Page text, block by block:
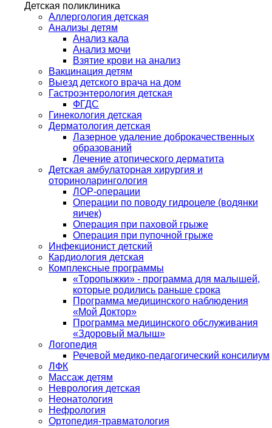
Детская поликлиника
Аллергология детская
Анализы детям
Анализ кала
Анализ мочи
Взятие крови на анализ
Вакцинация детям
Выезд детского врача на дом
Гастроэнтерология детская
ФГДС
Гинекология детская
Дерматология детская
Лазерное удаление доброкачественных
образований
Лечение атопического дерматита
Детская амбулаторная хирургия и
оториноларингология
ЛОР-операции
Операции по поводу гидроцеле (водянки
яичек)
Операция при паховой грыже
Операция при пупочной грыже
Инфекционист детский
Кардиология детская
Комплексные программы
«Торопыжки» - программа для малышей,
которые родились раньше срока
Программа медицинского наблюдения
«Мой Доктор»
Программа медицинского обслуживания
«Здоровый малыш»
Логопедия
Речевой медико-педагогический консилиум
ЛФК
Массаж детям
Неврология детская
Неонатология
Нефрология
Ортопедия-травматология